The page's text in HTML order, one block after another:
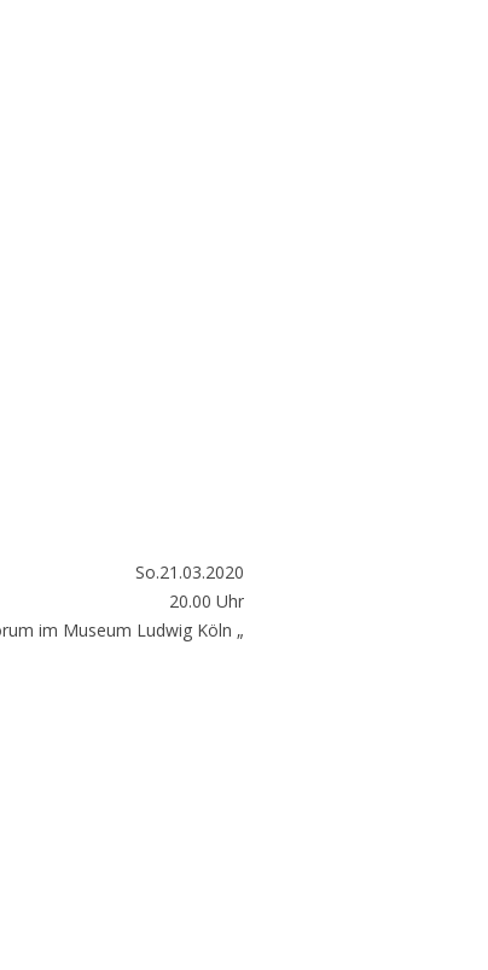
So.21.03.2020
20.00 Uhr
im Museum Ludwig Köln „